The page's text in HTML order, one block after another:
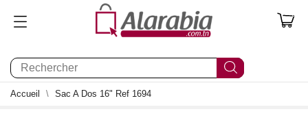
0
Accueil Sac A Dos 16" Ref 1694